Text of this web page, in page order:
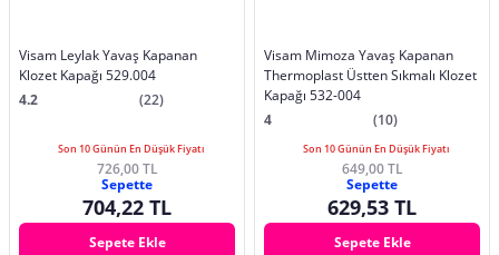
Visam Leylak Yavaş Kapanan
Klozet Kapağı 529.004
4.2
(22)
Son 10 Günün En Düşük Fiyatı
726,00 TL
Sepette
704,22 TL
Sepete Ekle
Visam Mimoza Yavaş Kapanan
Thermoplast Üstten Sıkmalı Klozet
Kapağı 532-004
4
(10)
Son 10 Günün En Düşük Fiyatı
649,00 TL
Sepette
629,53 TL
Sepete Ekle